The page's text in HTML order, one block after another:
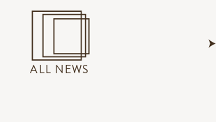
ALL NEWS